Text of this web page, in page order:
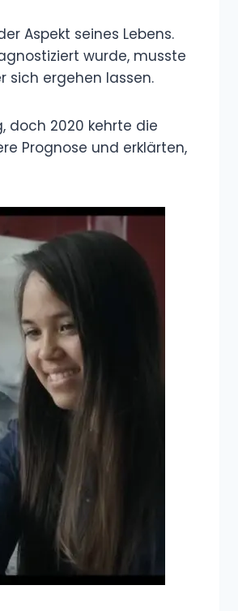
Aspekt seines Lebens.
wurde, musste
sich ergehen lassen.
doch 2020 kehrte die
Prognose und erklärten,